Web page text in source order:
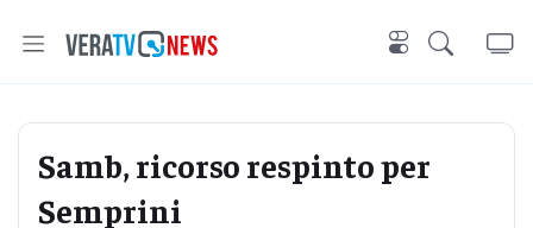
Samb, ricorso respinto per
Semprini